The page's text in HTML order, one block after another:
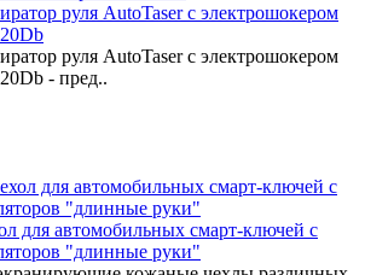
руля AutoTaser с электрошокером
руля AutoTaser с электрошокером
- пред..
для автомобильных смарт-ключей с
"длинные руки"